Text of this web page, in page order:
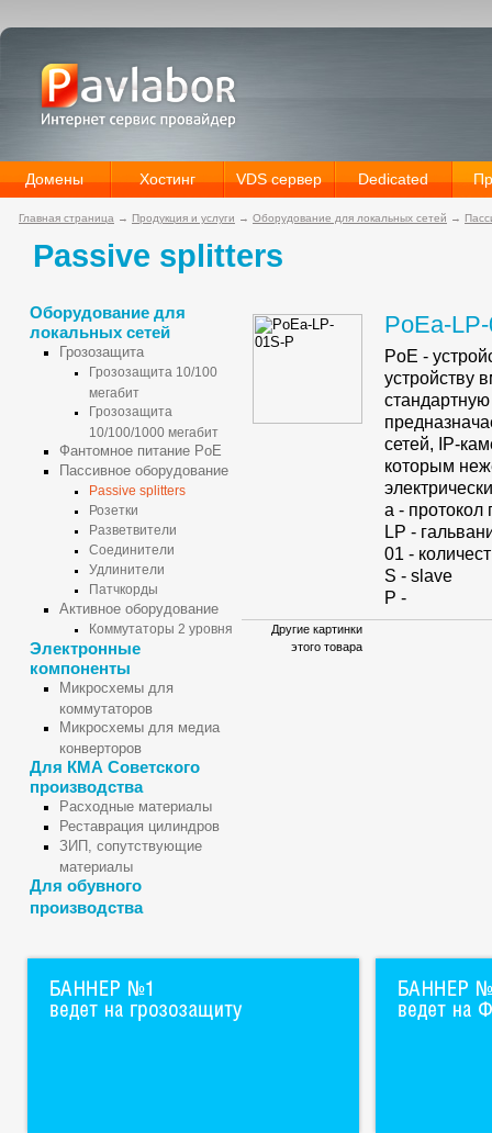
Домены Хостинг VDS сервер Dedicated
Главная страница → Продукция и услуги → Оборудование для локальных сетей →
Passive splitters
Оборудование для
локальных сетей
Грозозащита
Грозозащита 10/100
мегабит
Грозозащита
10/100/1000 мегабит
Фантомное питание PoE
Пассивное оборудование
Passive splitters
Розетки
Разветвители
Соединители
Удлинители
Патчкорды
Активное оборудование
Коммутаторы 2 уровня
Электронные
компоненты
Микросхемы для
коммутаторов
Микросхемы для медиа
конверторов
Для КМА Советского
производства
Расходные материалы
Реставрация цилиндров
ЗИП, сопутствующие
материалы
Для обувного
производства
PoEa-
PoE -
устройству
сетей, IP-
которым
а -
LP -
01 -
S - slave
P -
Другие картинки
этого товара